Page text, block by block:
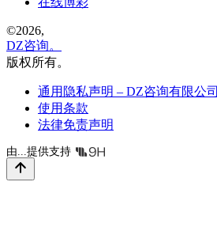
©2026,
DZ咨询。
版权所有。
通用隐私声明 – DZ咨询有限公司
使用条款
法律免责声明
由...提供支持